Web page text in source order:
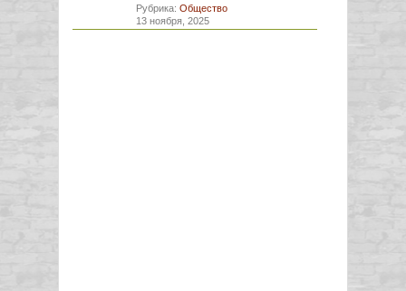
Рубрика: Общество
13 ноября, 2025